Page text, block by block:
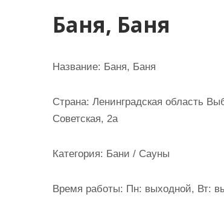
Баня, Баня
Название: Баня, Баня
Страна: Ленинградская область
Советская, 2а
Категория: Бани / Сауны
Время работы: Пн: выходной, Вт: